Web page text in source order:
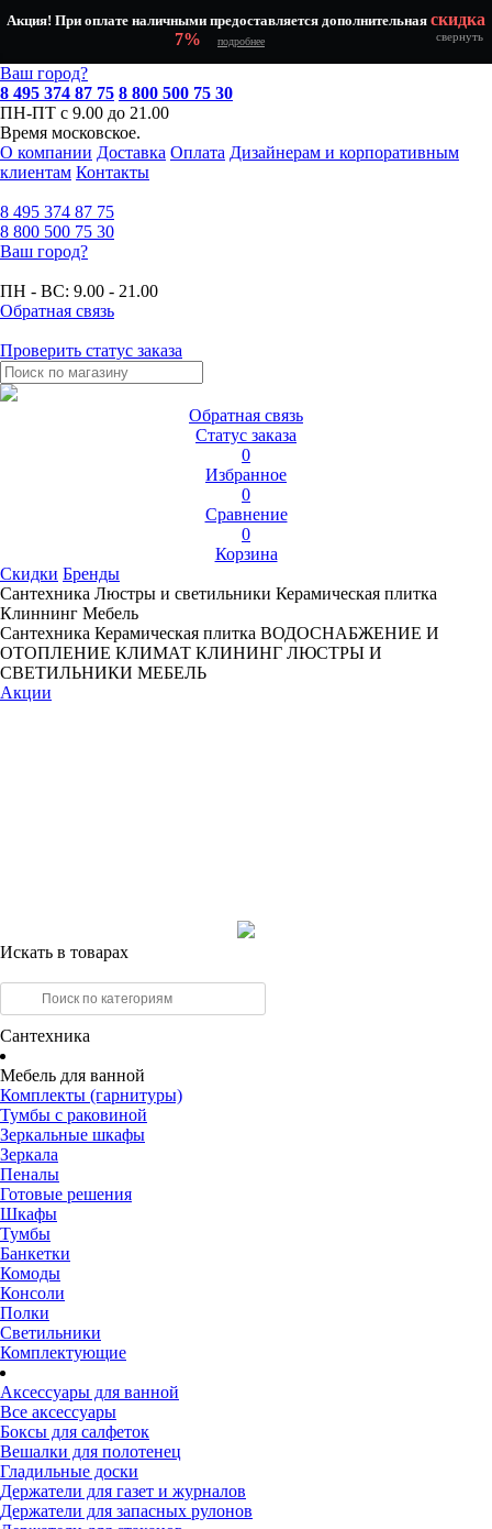
Акция! При оплате наличными предоставляется дополнительная скидка
7%
подробнее свернуть
Ваш город?
8 495 374 87 75 8 800 500 75 30
ПН-ПТ с 9.00 до 21.00
Время московское.
О компании Доставка Оплата Дизайнерам и корпоративным
клиентам Контакты
8 495 374 87 75
8 800 500 75 30
Ваш город?
ПН - ВС: 9.00 - 21.00
Обратная связь
Проверить статус заказа
Обратная связь
Статус заказа
0
Избранное
0
Сравнение
0
Корзина
Скидки Бренды
Сантехника Люстры и светильники Керамическая плитка
Клиннинг Мебель
Сантехника Керамическая плитка ВОДОСНАБЖЕНИЕ И
ОТОПЛЕНИЕ КЛИМАТ КЛИНИНГ ЛЮСТРЫ И
СВЕТИЛЬНИКИ МЕБЕЛЬ
Акции
Искать в товарах
Сантехника
Мебель для ванной
Комплекты (гарнитуры)
Тумбы с раковиной
Зеркальные шкафы
Зеркала
Пеналы
Готовые решения
Шкафы
Тумбы
Банкетки
Комоды
Консоли
Полки
Светильники
Комплектующие
Аксессуары для ванной
Все аксессуары
Боксы для салфеток
Вешалки для полотенец
Гладильные доски
Держатели для газет и журналов
Держатели для запасных рулонов